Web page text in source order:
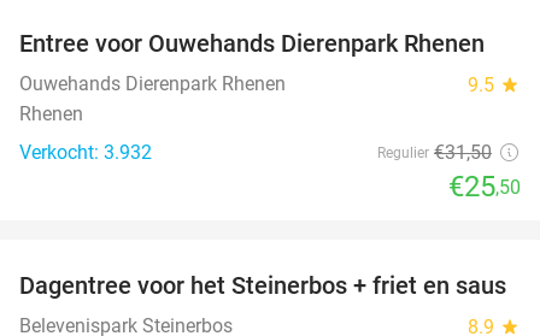
19%
Entree voor Ouwehands Dierenpark Rhenen
Ouwehands Dierenpark Rhenen 9.5 star
Rhenen
Verkocht: 3.932
Regulier €31,50
€25,50
37%
Dagentree voor het Steinerbos + friet en saus
Belevenispark Steinerbos 8.9 star